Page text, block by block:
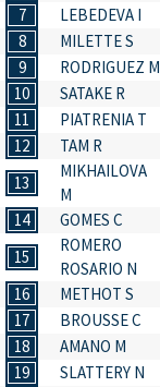
7
LEBEDEVA I
8
MILETTE S
9
RODRIGUEZ M
10
SATAKE R
11
PIATRENIA T
12
TAM R
13
MIKHAILOVA
M
14
GOMES C
15
ROMERO
ROSARIO N
16
METHOT S
17
BROUSSE C
18
AMANO M
19
SLATTERY N